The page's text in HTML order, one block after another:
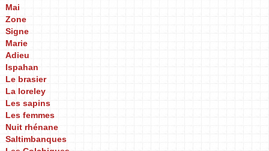
Mai
Zone
Signe
Marie
Adieu
Ispahan
Le brasier
La loreley
Les sapins
Les femmes
Nuit rhénane
Saltimbanques